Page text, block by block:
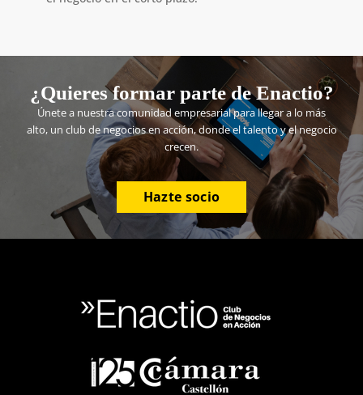
¿Quieres formar parte de Enactio?
Únete a nuestra comunidad empresarial para llegar a lo más
alto, un club de negocios en acción, donde el talento y el negocio
crecen.
Hazte socio